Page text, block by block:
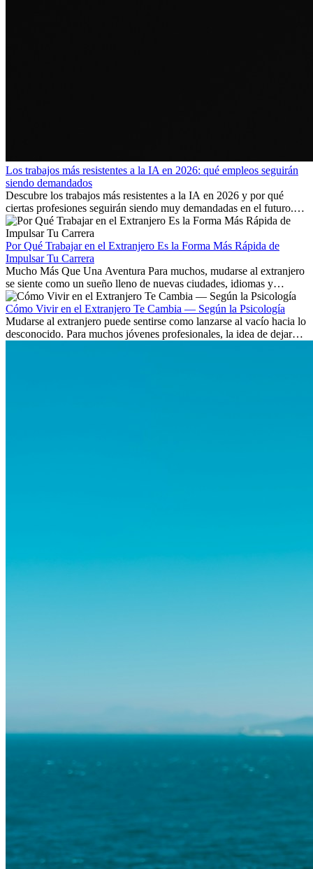
Los trabajos más resistentes a la IA en 2026: qué empleos seguirán
siendo demandados
Descubre los trabajos más resistentes a la IA en 2026 y por qué
ciertas profesiones seguirán siendo muy demandadas en el futuro.
Aprende qué habilidades serán clave y qué oportunidades laborales
existen a nivel internacional.
Por Qué Trabajar en el Extranjero Es la Forma Más Rápida de
Impulsar Tu Carrera
Mucho Más Que Una Aventura Para muchos, mudarse al extranjero
se siente como un sueño lleno de nuevas ciudades, idiomas y
culturas. Pero más allá de la...
Cómo Vivir en el Extranjero Te Cambia — Según la Psicología
Mudarse al extranjero puede sentirse como lanzarse al vacío hacia lo
desconocido. Para muchos jóvenes profesionales, la idea de dejar